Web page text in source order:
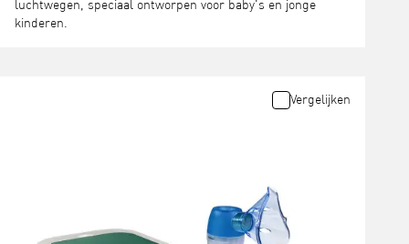
luchtwegen, speciaal ontworpen voor baby's en jonge
kinderen.
Vergelijken